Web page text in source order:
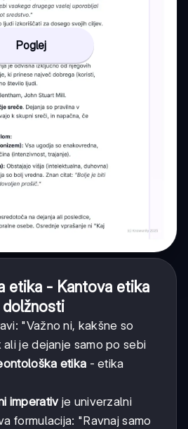
Poglej
etika - Kantova etika
dolžnosti
"Važno ni, kakšne so
je dejanje samo po sebi
etika - etika
imperativje univerzalni
formulacija: "Ravnaj samo